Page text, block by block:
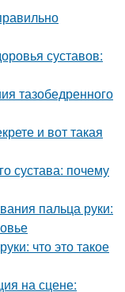
суставов:
тазобедренного
и вот такая
сустава: почему
пальца руки:
что это такое
на сцене: